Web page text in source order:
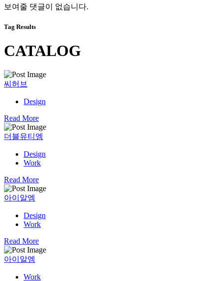
WEB
WORK
CONTACT US
보여줄 댓글이 없습니다.
Tag Results
CATALOG
씨허브
Design
Read More
더블유티엠
Design
Work
Read More
아이알엠
Design
Work
Read More
아이알엠
Work